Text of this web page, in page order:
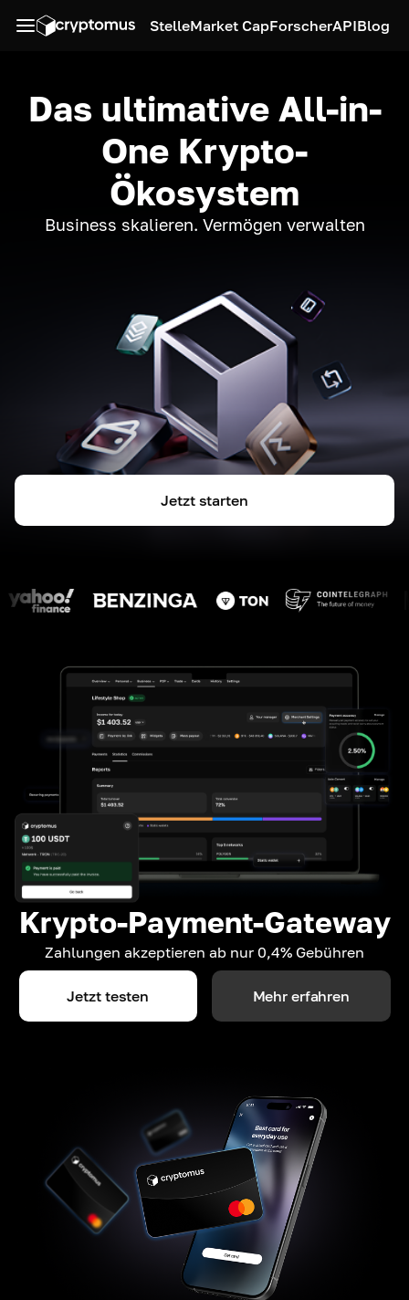
StelleMarket CapForscherAPIBlog
Das ultimative All-in-
One Krypto-
Ökosystem
Business skalieren. Vermögen verwalten
Jetzt starten
Krypto-Payment-Gateway
Zahlungen akzeptieren ab nur 0,4% Gebühren
Jetzt testen Mehr erfahren